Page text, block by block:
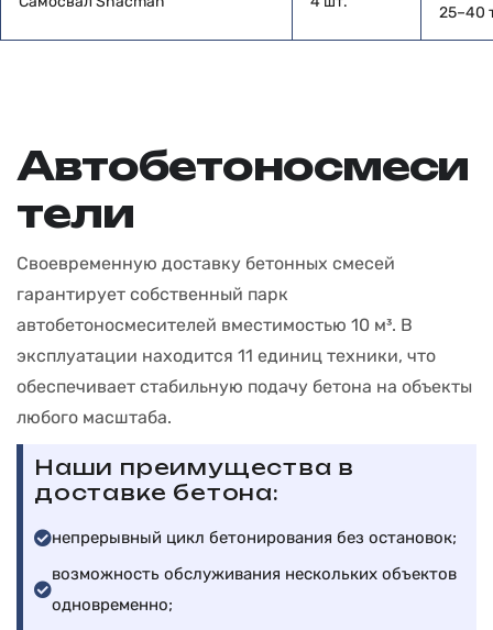
25–40
Автобетоносмеси
тели
Своевременную доставку бетонных смесей
гарантирует собственный парк
автобетоносмесителей вместимостью 10 м³. В
эксплуатации находится 11 единиц техники, что
обеспечивает стабильную подачу бетона на объекты
любого масштаба.
Наши преимущества в
доставке бетона:
непрерывный цикл бетонирования без остановок;
возможность обслуживания нескольких объектов
одновременно;